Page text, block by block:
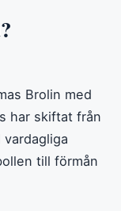
Brolin med
har skiftat från
till förmån